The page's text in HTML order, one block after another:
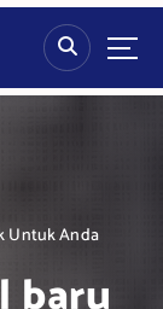
Untuk Anda